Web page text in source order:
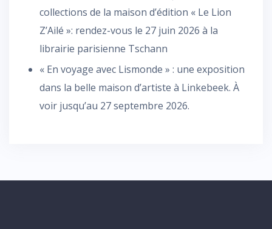
collections de la maison d’édition « Le Lion
Z’Ailé »: rendez-vous le 27 juin 2026 à la
librairie parisienne Tschann
« En voyage avec Lismonde » : une exposition
dans la belle maison d’artiste à Linkebeek. À
voir jusqu’au 27 septembre 2026.